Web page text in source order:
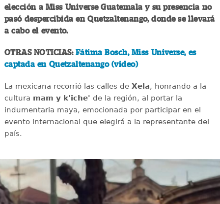
elección a Miss Universe Guatemala y su presencia no
pasó despercibida en Quetzaltenango, donde se llevará
a cabo el evento.
OTRAS NOTICIAS: Fátima Bosch, Miss Universe, es
captada en Quetzaltenango (video)
La mexicana recorrió las calles deXela, honrando a la
cultura mam y k'iche' de la región, al portar la
indumentaria maya, emocionada por participar en el
evento internacional que elegirá a la representante del
país.